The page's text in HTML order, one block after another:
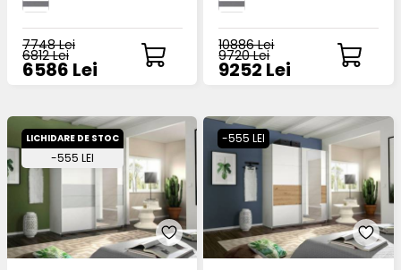
7748 Lei
6812 Lei
6586 Lei
10886 Lei
9720 Lei
9252 Lei
LICHIDARE DE STOC
-555 LEI
-555 LEI